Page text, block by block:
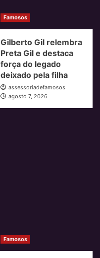
Famosos
Gilberto Gil relembra
Preta Gil e destaca
força do legado
deixado pela filha
assessoriadefamosos
agosto 7, 2026
Famosos